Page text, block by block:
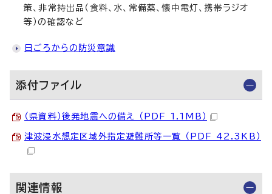
策、非常持出品（食料、水、常備薬、懐中電灯、携帯ラジオ
等）の確認など
日ごろからの防災意識
添付ファイル
（県資料）後発地震への備え （PDF 1.1MB）
津波浸水想定区域外指定避難所等一覧 （PDF 42.3KB）
関連情報